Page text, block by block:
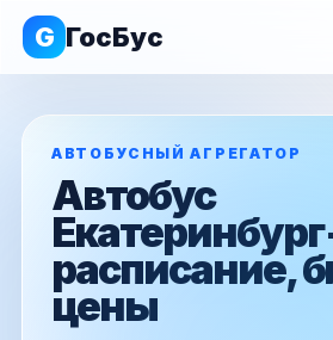
G ГосБус
АВТОБУСНЫЙ АГРЕГАТОР
Автобус
расписание,
цены